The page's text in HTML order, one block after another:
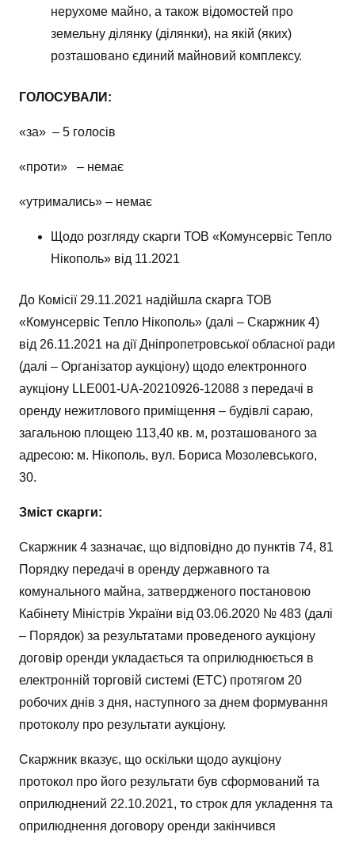
нерухоме майно, а також відомостей про
земельну ділянку (ділянки), на якій (яких)
розташовано єдиний майновий комплексу.
ГОЛОСУВАЛИ:
«за» – 5 голосів
«проти» – немає
«утримались» – немає
Щодо розгляду скарги ТОВ «Комунсервіс Тепло
Нікополь» від 11.2021
До Комісії 29.11.2021 надійшла скарга ТОВ
«Комунсервіс Тепло Нікополь» (далі – Скаржник 4)
від 26.11.2021 на дії Дніпропетровської обласної ради
(далі – Організатор аукціону) щодо електронного
аукціону LLE001-UA-20210926-12088 з передачі в
оренду нежитлового приміщення – будівлі сараю,
загальною площею 113,40 кв. м, розташованого за
адресою: м. Нікополь, вул. Бориса Мозолевського,
30.
Зміст скарги:
Скаржник 4 зазначає, що відповідно до пунктів 74, 81
Порядку передачі в оренду державного та
комунального майна, затвердженого постановою
Кабінету Міністрів України від 03.06.2020 № 483 (далі
– Порядок) за результатами проведеного аукціону
договір оренди укладається та оприлюднюється в
електронній торговій системі (ЕТС) протягом 20
робочих днів з дня, наступного за днем формування
протоколу про результати аукціону.
Скаржник вказує, що оскільки щодо аукціону
протокол про його результати був сформований та
оприлюднений 22.10.2021, то строк для укладення та
оприлюднення договору оренди закінчився